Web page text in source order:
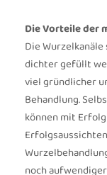
Die Vorteile der
Die
dichter gefüllt
viel gründlicher
Behandlung.
können mit
noch